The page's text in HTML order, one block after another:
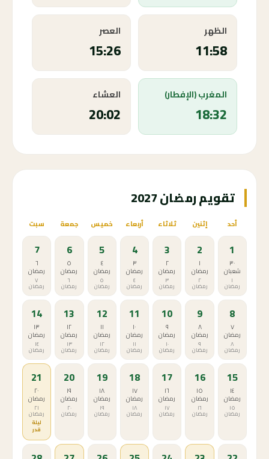
الظهر
11:58
العصر
15:26
المغرب (الإفطار)
18:32
العشاء
20:02
تقويم رمضان 2027
أحد إثنين ثلاثاء أربعاء خميس جمعة سبت
1
٣٠
شعبان
١
رمضان
2
١
رمضان
٢
رمضان
3
٢
رمضان
٣
رمضان
4
٣
رمضان
٤
رمضان
5
٤
رمضان
٥
رمضان
6
٥
رمضان
٦
رمضان
7
٦
رمضان
٧
رمضان
8
٧
رمضان
٨
رمضان
9
٨
رمضان
٩
رمضان
10
٩
رمضان
١٠
رمضان
11
١٠
رمضان
١١
رمضان
12
١١
رمضان
١٢
رمضان
13
١٢
رمضان
١٣
رمضان
14
١٣
رمضان
١٤
رمضان
15
١٤
رمضان
١٥
رمضان
16
١٥
رمضان
١٦
رمضان
17
١٦
رمضان
١٧
رمضان
18
١٧
رمضان
١٨
رمضان
19
١٨
رمضان
١٩
رمضان
20
١٩
رمضان
٢٠
رمضان
21
٢٠
رمضان
٢١
رمضان
ليلة
قدر